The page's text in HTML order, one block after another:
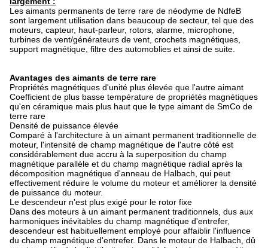
Les aimants permanents de terre rare de néodyme de NdfeB
sont largement utilisation dans beaucoup de secteur, tel que des
moteurs, capteur, haut-parleur, rotors, alarme, microphone,
turbines de vent/générateurs de vent, crochets magnétiques,
support magnétique, filtre des automoblies et ainsi de suite.
Avantages des aimants de terre rare
Propriétés magnétiques d'unité plus élevée que l'autre aimant
Coefficient de plus basse température de propriétés magnétiques
qu'en céramique mais plus haut que le type aimant de SmCo de
terre rare
Densité de puissance élevée
Comparé à l'architecture à un aimant permanent traditionnelle de
moteur, l'intensité de champ magnétique de l'autre côté est
considérablement due accru à la superposition du champ
magnétique parallèle et du champ magnétique radial après la
décomposition magnétique d'anneau de Halbach, qui peut
effectivement réduire le volume du moteur et améliorer la densité
de puissance du moteur.
Le descendeur n'est plus exigé pour le rotor fixe
Dans des moteurs à un aimant permanent traditionnels, dus aux
harmoniques inévitables du champ magnétique d'entrefer,
descendeur est habituellement employé pour affaiblir l'influence
du champ magnétique d'entrefer. Dans le moteur de Halbach, dû